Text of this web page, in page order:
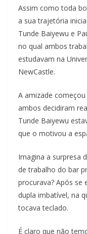
Assim como toda
a sua trajetória
Tunde Baiyewu e
no qual ambos
estudavam na
NewCastle.
A amizade
ambos decidiram
Tunde Baiyewu
que o motivou a
Imagina a surpresa
de trabalho do bar
procurava? Após se
dupla imbatível, na
tocava teclado.
É claro que não